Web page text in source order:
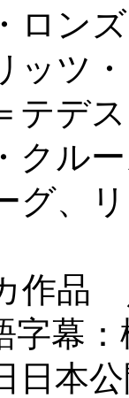
ロン
ッツ
テデ
クル
グ
作
幕：
日本